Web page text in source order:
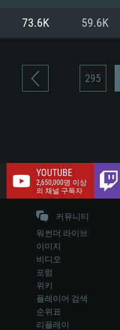
73.6K 59.6K
295
YOUTUBE
2,650,000명 이상
의 채널 구독자
커뮤니티
워썬더 라이브
이미지
비디오
포럼
위키
플레이어 검색
순위표
리플레이